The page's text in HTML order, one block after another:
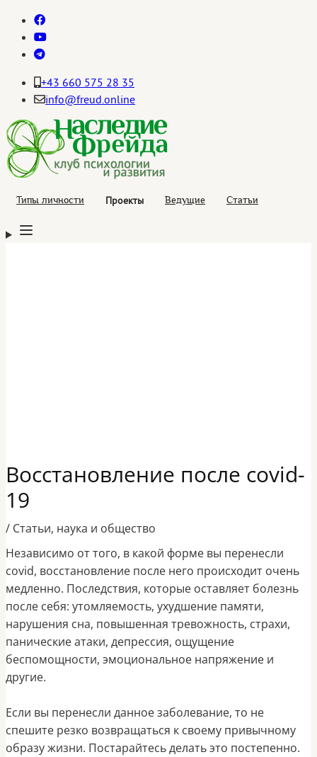
+43 660 575 28 35
info@freud.online
Типы личности Проекты Ведущие Статьи
Восстановление после covid-
19
/ Статьи, наука и общество
Независимо от того, в какой форме вы перенесли
covid, восстановление после него происходит очень
медленно. Последствия, которые оставляет болезнь
после себя: утомляемость, ухудшение памяти,
нарушения сна, повышенная тревожность, страхи,
панические атаки, депрессия, ощущение
беспомощности, эмоциональное напряжение и
другие.
Если вы перенесли данное заболевание, то не
спешите резко возвращаться к своему привычному
образу жизни. Постарайтесь делать это постепенно.